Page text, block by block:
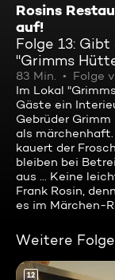
Rosins
auf!
Folge 13:
"Grimms
83 Min. Folge
Im Lokal
Gäste ein
Gebrüder
als
kauert der
bleiben bei
aus ... Keine
Frank Rosin,
es im Märchen-
Weitere
12